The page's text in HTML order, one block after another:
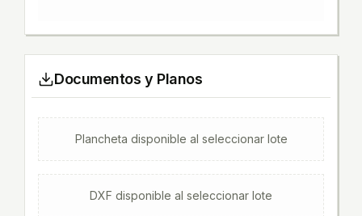
Documentos y Planos
Plancheta disponible al seleccionar lote
DXF disponible al seleccionar lote